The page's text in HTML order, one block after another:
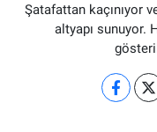
Şatafattan kaçınıyor
altyapı sunuyor.